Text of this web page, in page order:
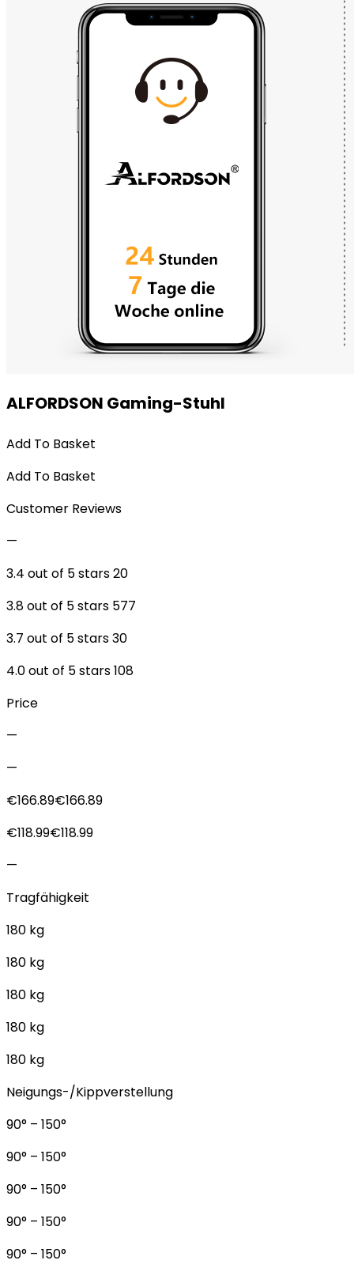
ALFORDSON Gaming-Stuhl
Add To Basket
Add To Basket
Customer Reviews
—
3.4 out of 5 stars 20
3.8 out of 5 stars 577
3.7 out of 5 stars 30
4.0 out of 5 stars 108
Price
—
—
€166.89€166.89
€118.99€118.99
—
Tragfähigkeit
180 kg
180 kg
180 kg
180 kg
180 kg
Neigungs-/Kippverstellung
90° – 150°
90° – 150°
90° – 150°
90° – 150°
90° – 150°